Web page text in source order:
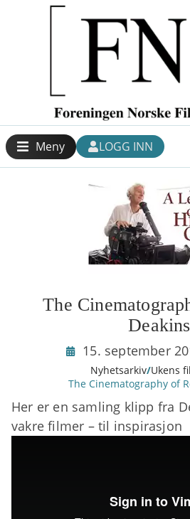
Meny LOGG INN
The
Deakins
15. september
Nyhetsarkiv/Ukens
The Cinematography of
Her er en samling klipp fra
vakre filmer – til inspirasjon